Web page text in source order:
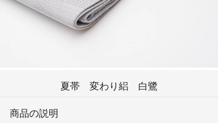
夏帯 変わり絽 白鷺
商品の説明